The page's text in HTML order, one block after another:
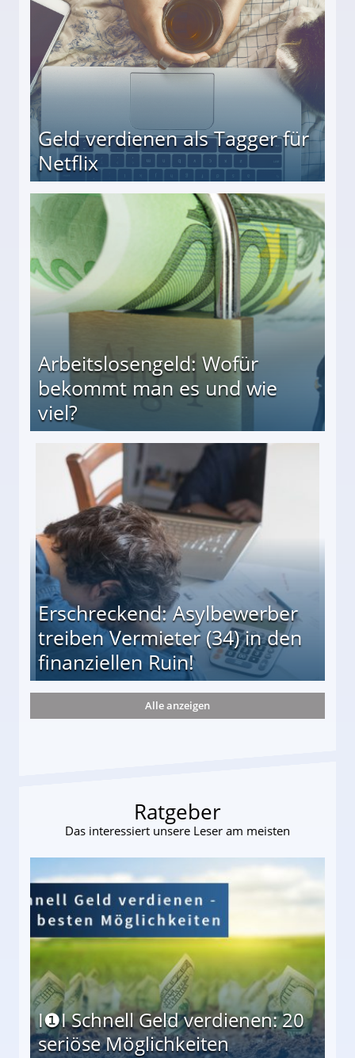
Geld verdienen als Tagger für
Netflix
Arbeitslosengeld: Wofür
bekommt man es und wie
viel?
und wie viel?
Erschreckend: Asylbewerber
treiben Vermieter (34) in den
finanziellen Ruin!
(34) in den finanziellen Ruin!
Alle anzeigen
Ratgeber
Das interessiert unsere Leser am meisten
I❶I Schnell Geld verdienen: 20
seriöse Möglichkeiten